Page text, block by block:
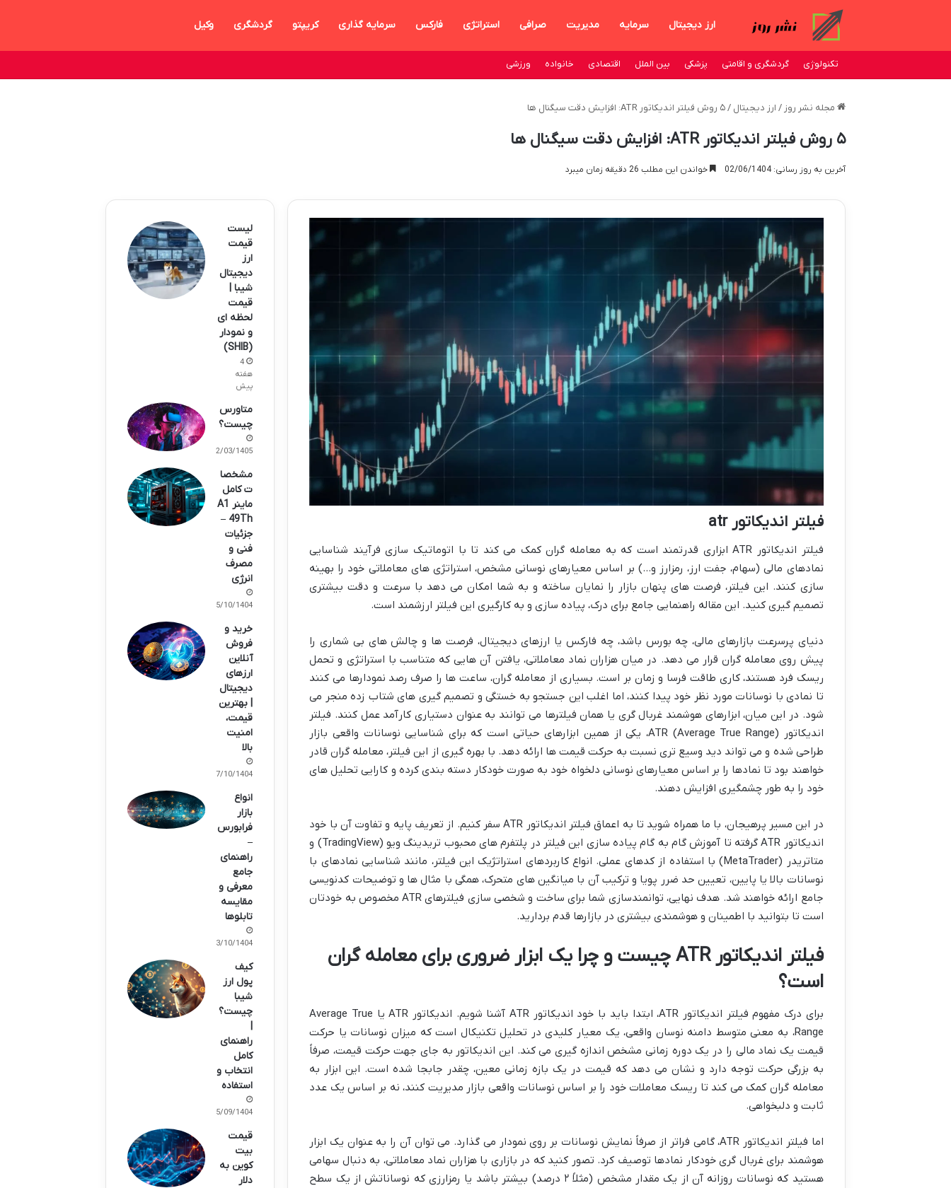
ارز دیجیتال سرمایه مدیریت صرافی استراتژی فارکس سرمایه گذاری کریپتو گردشگری وکیل
تکنولوژی گردشگری و اقامتی پزشکی بین الملل اقتصادی خانواده ورزشی
مجله نشر روز / ارز دیجیتال / ۵ روش فیلتر اندیکاتور ATR: افزایش دقت سیگنال ها
۵ روش فیلتر اندیکاتور ATR: افزایش دقت سیگنال ها
آخرین به روز رسانی: 02/06/1404 خواندن این مطلب 26 دقیقه زمان میبرد
فیلتر اندیکاتور atr
فیلتر اندیکاتور ATR ابزاری قدرتمند است که به معامله گران کمک می کند تا با اتوماتیک سازی فرآیند شناسایی
نمادهای مالی (سهام، جفت ارز، رمزارز و…) بر اساس معیارهای نوسانی مشخص، استراتژی های معاملاتی خود را بهینه
سازی کنند. این فیلتر، فرصت های پنهان بازار را نمایان ساخته و به شما امکان می دهد با سرعت و دقت بیشتری
تصمیم گیری کنید. این مقاله راهنمایی جامع برای درک، پیاده سازی و به کارگیری این فیلتر ارزشمند است.
دنیای پرسرعت بازارهای مالی، چه بورس باشد، چه فارکس یا ارزهای دیجیتال، فرصت ها و چالش های بی شماری را
پیش روی معامله گران قرار می دهد. در میان هزاران نماد معاملاتی، یافتن آن هایی که متناسب با استراتژی و تحمل
ریسک فرد هستند، کاری طاقت فرسا و زمان بر است. بسیاری از معامله گران، ساعت ها را صرف رصد نمودارها می کنند
تا نمادی با نوسانات مورد نظر خود پیدا کنند، اما اغلب این جستجو به خستگی و تصمیم گیری های شتاب زده منجر می
شود. در این میان، ابزارهای هوشمند غربال گری یا همان فیلترها می توانند به عنوان دستیاری کارآمد عمل کنند. فیلتر
اندیکاتور ATR (Average True Range)، یکی از همین ابزارهای حیاتی است که برای شناسایی نوسانات واقعی بازار
طراحی شده و می تواند دید وسیع تری نسبت به حرکت قیمت ها ارائه دهد. با بهره گیری از این فیلتر، معامله گران قادر
خواهند بود تا نمادها را بر اساس معیارهای نوسانی دلخواه خود به صورت خودکار دسته بندی کرده و کارایی تحلیل های
خود را به طور چشمگیری افزایش دهند.
در این مسیر پرهیجان، با ما همراه شوید تا به اعماق فیلتر اندیکاتور ATR سفر کنیم. از تعریف پایه و تفاوت آن با خود
اندیکاتور ATR گرفته تا آموزش گام به گام پیاده سازی این فیلتر در پلتفرم های محبوب تریدینگ ویو (TradingView) و
متاتریدر (MetaTrader) با استفاده از کدهای عملی. انواع کاربردهای استراتژیک این فیلتر، مانند شناسایی نمادهای با
نوسانات بالا یا پایین، تعیین حد ضرر پویا و ترکیب آن با میانگین های متحرک، همگی با مثال ها و توضیحات کدنویسی
جامع ارائه خواهند شد. هدف نهایی، توانمندسازی شما برای ساخت و شخصی سازی فیلترهای ATR مخصوص به خودتان
است تا بتوانید با اطمینان و هوشمندی بیشتری در بازارها قدم بردارید.
فیلتر اندیکاتور ATR چیست و چرا یک ابزار ضروری برای معامله گران
است؟
برای درک مفهوم فیلتر اندیکاتور ATR، ابتدا باید با خود اندیکاتور ATR آشنا شویم. اندیکاتور ATR یا Average True
Range، به معنی متوسط دامنه نوسان واقعی، یک معیار کلیدی در تحلیل تکنیکال است که میزان نوسانات یا حرکت
قیمت یک نماد مالی را در یک دوره زمانی مشخص اندازه گیری می کند. این اندیکاتور به جای جهت حرکت قیمت، صرفاً
به بزرگی حرکت توجه دارد و نشان می دهد که قیمت در یک بازه زمانی معین، چقدر جابجا شده است. این ابزار به
معامله گران کمک می کند تا ریسک معاملات خود را بر اساس نوسانات واقعی بازار مدیریت کنند، نه بر اساس یک عدد
ثابت و دلبخواهی.
اما فیلتر اندیکاتور ATR، گامی فراتر از صرفاً نمایش نوسانات بر روی نمودار می گذارد. می توان آن را به عنوان یک ابزار
هوشمند برای غربال گری خودکار نمادها توصیف کرد. تصور کنید که در بازاری با هزاران نماد معاملاتی، به دنبال سهامی
هستید که نوسانات روزانه آن از یک مقدار مشخص (مثلاً ۲ درصد) بیشتر باشد یا رمزارزی که نوساناتش از یک سطح
لیست
قیمت
ارز
دیجیتال
شیبا |
قیمت
لحظه ای
و نمودار
(SHIB)
4
هفته
پیش
متاورس
چیست؟
02/03/1405
مشخصا
ت کامل
ماینر A1
49Th –
جزئیات
فنی و
مصرف
انرژی
15/10/1404
خرید و
فروش
آنلاین
ارزهای
دیجیتال
| بهترین
قیمت،
امنیت
بالا
07/10/1404
انواع
بازار
فرابورس
–
راهنمای
جامع
معرفی و
مقایسه
تابلوها
03/10/1404
کیف
پول ارز
شیبا
چیست؟
|
راهنمای
کامل
انتخاب و
استفاده
15/09/1404
قیمت
بیت
کوین به
دلار